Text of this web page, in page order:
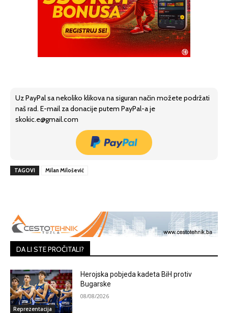
Uz PayPal sa nekoliko klikova na siguran način možete podržati
naš rad. E-mail za donacije putem PayPal-a je
skokic.e@gmail.com
TAGOVI Milan Milošević
DA LI STE PROČITALI?
Reprezentacija
Herojska pobjeda kadeta BiH protiv
Bugarske
08/08/2026